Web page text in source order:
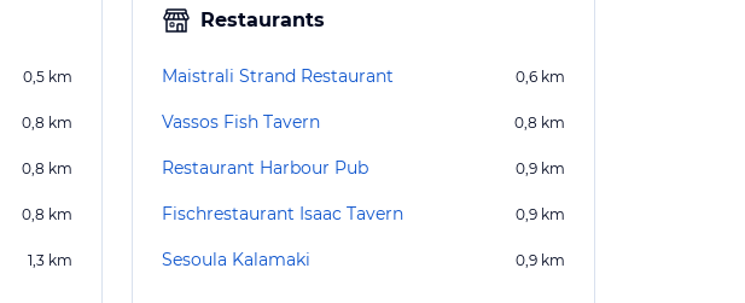
0,5 km
0,8 km
0,8 km
0,8 km
1,3 km
Restaurants
Maistrali Strand Restaurant 0,6 km
Vassos Fish Tavern 0,8 km
Restaurant Harbour Pub 0,9 km
Fischrestaurant Isaac Tavern 0,9 km
Sesoula Kalamaki 0,9 km